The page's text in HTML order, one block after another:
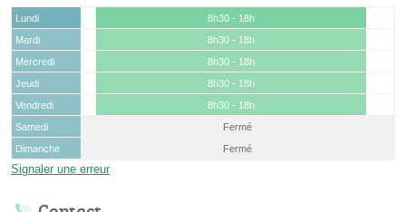
Lundi
8h30 - 18h
Mardi
8h30 - 18h
Mercredi
8h30 - 18h
Jeudi
8h30 - 18h
Vendredi
8h30 - 18h
Samedi
Fermé
Dimanche
Fermé
Signaler une erreur